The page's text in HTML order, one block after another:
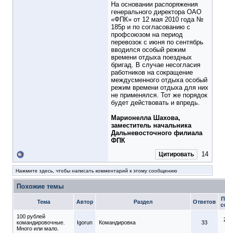
На основании распоряжения
генерального директора ОАО
«ФПК» от 12 мая 2010 года №
185р и по согласованию с
профсоюзом на период
перевозок с июня по сентябрь
вводился особый режим
времени отдыха поездных
бригад. В случае несогласия
работников на сокращение
междусменного отдыха особый
режим времени отдыха для них
не применялся. Тот же порядок
будет действовать и впредь.
Марионелла Шахова,
заместитель начальника
Дальневосточного филиала
ФПК
Цитировать 14
Нажмите здесь, чтобы написать комментарий к этому сообщению
Похожие темы
Тема Автор Раздел Ответов
100 рублей
командировочные.
Много или мало.
Igorun Командировка 33